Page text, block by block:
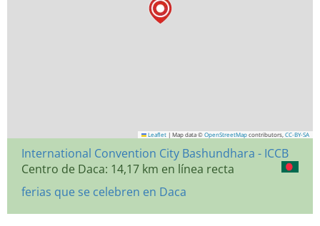
Leaflet | Map data © OpenStreetMap contributors, CC-BY-SA
International Convention City Bashundhara - ICCB
Centro de Daca: 14,17 km en línea recta
ferias que se celebren en Daca